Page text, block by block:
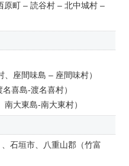
原町 – 読谷村 – 北中城村 –
座間味島 – 座間味村）
喜島-渡名喜村）
大東島-南大東村）
石垣市、八重山郡（竹富